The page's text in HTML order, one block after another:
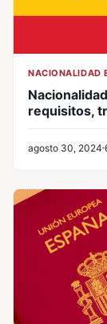
NACIONALIDAD
requisitos,
agosto 30, 2024